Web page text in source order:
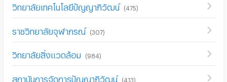
วิทยาลัยเทคโนโลยีปัญญาภิวัฒน์ (475)
ราชวิทยาลัยจุฬาภรณ์ (307)
วิทยาลัยสิ่งแวดล้อม (984 )
สถาบันการจัดการปัญญาภิวัฒน์ (413)